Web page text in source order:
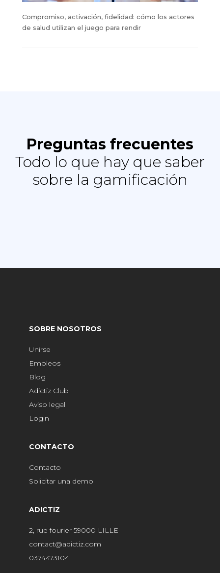
Compromiso, activación, fidelidad: cómo los actores
de salud utilizan el juego para rendir
Preguntas frecuentes
Todo lo que hay que saber
sobre la gamificación
SOBRE NOSOTROS
Unirse
Empleos
Blog
Adictiz Club
Aviso legal
Login
CONTACTO
Contacto
Solicitar una demo
ADICTIZ
2, rue fourier 59000 LILLE
contact@adictiz.com
0374473104